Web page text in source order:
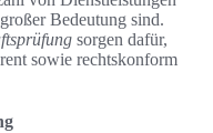
Bedeutung sind.
sorgen dafür,
sowie rechtskonform